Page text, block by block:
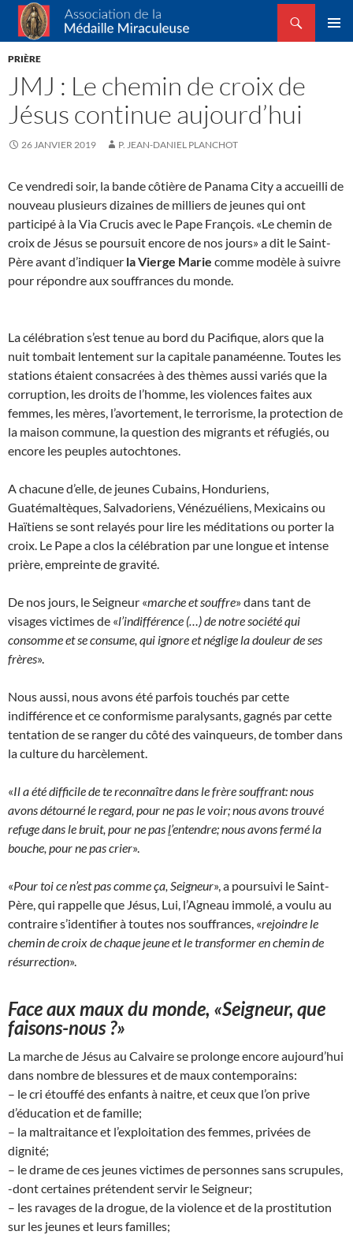
Association de la Médaille Miraculeuse
Recherche
ALLER
PRIÈRE
JMJ : Le chemin de croix de
Jésus continue aujourd’hui
26 JANVIER 2019 P. JEAN-DANIEL PLANCHOT
Ce vendredi soir, la bande côtière de Panama City a accueilli de
nouveau plusieurs dizaines de milliers de jeunes qui ont
participé à la Via Crucis avec le Pape François. «Le chemin de
croix de Jésus se poursuit encore de nos jours» a dit le Saint-
Père avant d’indiquer la Vierge Marie comme modèle à suivre
pour répondre aux souffrances du monde.
La célébration s’est tenue au bord du Pacifique, alors que la
nuit tombait lentement sur la capitale panaméenne. Toutes les
stations étaient consacrées à des thèmes aussi variés que la
corruption, les droits de l’homme, les violences faites aux
femmes, les mères, l’avortement, le terrorisme, la protection de
la maison commune, la question des migrants et réfugiés, ou
encore les peuples autochtones.
A chacune d’elle, de jeunes Cubains, Honduriens,
Guatémaltèques, Salvadoriens, Vénézuéliens, Mexicains ou
Haïtiens se sont relayés pour lire les méditations ou porter la
croix. Le Pape a clos la célébration par une longue et intense
prière, empreinte de gravité.
De nos jours, le Seigneur «marche et souffre» dans tant de
visages victimes de «l’indifférence (…) de notre société qui
consomme et se consume, qui ignore et néglige la douleur de ses
frères».
Nous aussi, nous avons été parfois touchés par cette
indifférence et ce conformisme paralysants, gagnés par cette
tentation de se ranger du côté des vainqueurs, de tomber dans
la culture du harcèlement.
«Il a été difficile de te reconnaître dans le frère souffrant: nous
avons détourné le regard, pour ne pas le voir; nous avons trouvé
refuge dans le bruit, pour ne pas l’entendre; nous avons fermé la
bouche, pour ne pas crier».
«Pour toi ce n’est pas comme ça, Seigneur», a poursuivi le Saint-
Père, qui rappelle que Jésus, Lui, l’Agneau immolé, a voulu au
contraire s’identifier à toutes nos souffrances, «rejoindre le
chemin de croix de chaque jeune et le transformer en chemin de
résurrection».
Face aux maux du monde, «Seigneur, que
faisons-nous ?»
La marche de Jésus au Calvaire se prolonge encore aujourd’hui
dans nombre de blessures et de maux contemporains:
– le cri étouffé des enfants à naitre, et ceux que l’on prive
d’éducation et de famille;
– la maltraitance et l’exploitation des femmes, privées de
dignité;
– le drame de ces jeunes victimes de personnes sans scrupules,
-dont certaines prétendent servir le Seigneur;
– les ravages de la drogue, de la violence et de la prostitution
sur les jeunes et leurs familles;